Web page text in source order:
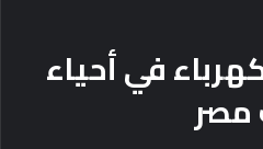
في أحياء